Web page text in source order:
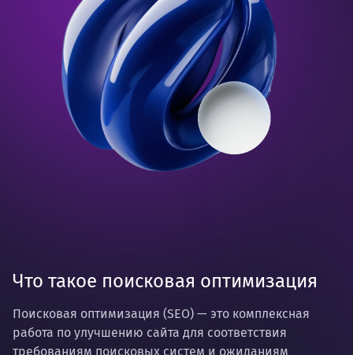
Что такое поисковая оптимизация
Поисковая оптимизация (SEO) — это комплексная
работа по улучшению сайта для соответствия
требованиям поисковых систем и ожиданиям